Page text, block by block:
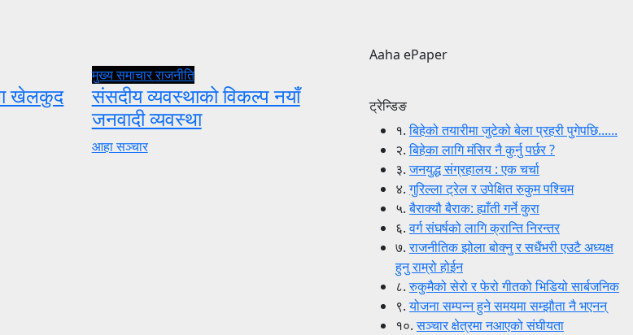
खेलकुद
मुख्य समाचारराजनीति
संसदीय व्यवस्थाको विकल्प नयाँ
जनवादी व्यवस्था
आहा सञ्चार
Aaha ePaper
ट्रेन्डिङ
१.बिहेको तयारीमा जुटेको बेला प्रहरी पुगेपछि......
२.बिहेका लागि मंसिर नै कुर्नु पर्छर ?
३.जनयुद्ध संग्रहालय : एक चर्चा
४.गुरिल्ला ट्रेल र उपेक्षित रुकुम पश्चिम
५.बैराक्यौ बैराक: ह्याँती गर्ने कुरा
६.वर्ग संघर्षको लागि क्रान्ति निरन्तर
७.राजनीतिक झोला बोक्नु र सधैंभरी एउटै अध्यक्ष
हुनु राम्रो होईन
८.रुकुमैको सेरो र फेरो गीतको भिडियो सार्बजनिक
९.योजना सम्पन्न हुने समयमा सम्झौता नै भएनन्
१०.सञ्चार क्षेत्रमा नआएको संघीयता